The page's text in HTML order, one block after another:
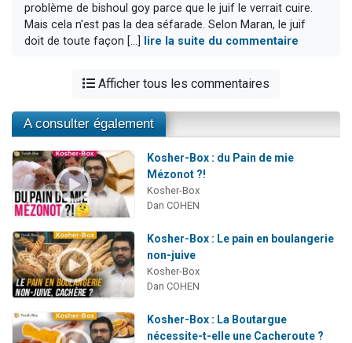
problème de bishoul goy parce que le juif le verrait cuire.
Mais cela n'est pas la dea séfarade. Selon Maran, le juif
doit de toute façon [...]
lire la suite du commentaire
Afficher tous les commentaires
A consulter également
Kosher-Box : du Pain de mie
Mézonot ?!
Kosher-Box
Dan COHEN
Kosher-Box : Le pain en boulangerie
non-juive
Kosher-Box
Dan COHEN
Kosher-Box : La Boutargue
nécessite-t-elle une Cacheroute ?